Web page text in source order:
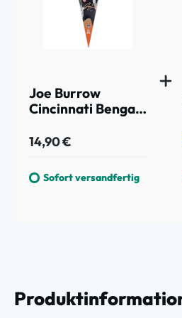
Joe Burrow
Cincinnati Bengals
WinCraft NFL
14,90 €
Sofort versandfertig